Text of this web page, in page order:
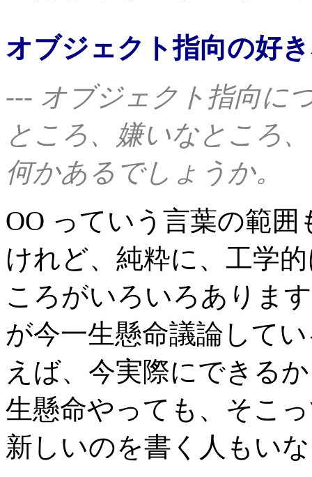
オブジェクト指向の好
--- オブジェクト指向に
ところ、嫌いなところ
何かあるでしょうか。
OO っていう言葉の範囲
けれど、純粋に、工学
ころがいろいろありま
が今一生懸命議論して
えば、今実際にできる
生懸命やっても、そこ
新しいのを書く人もい